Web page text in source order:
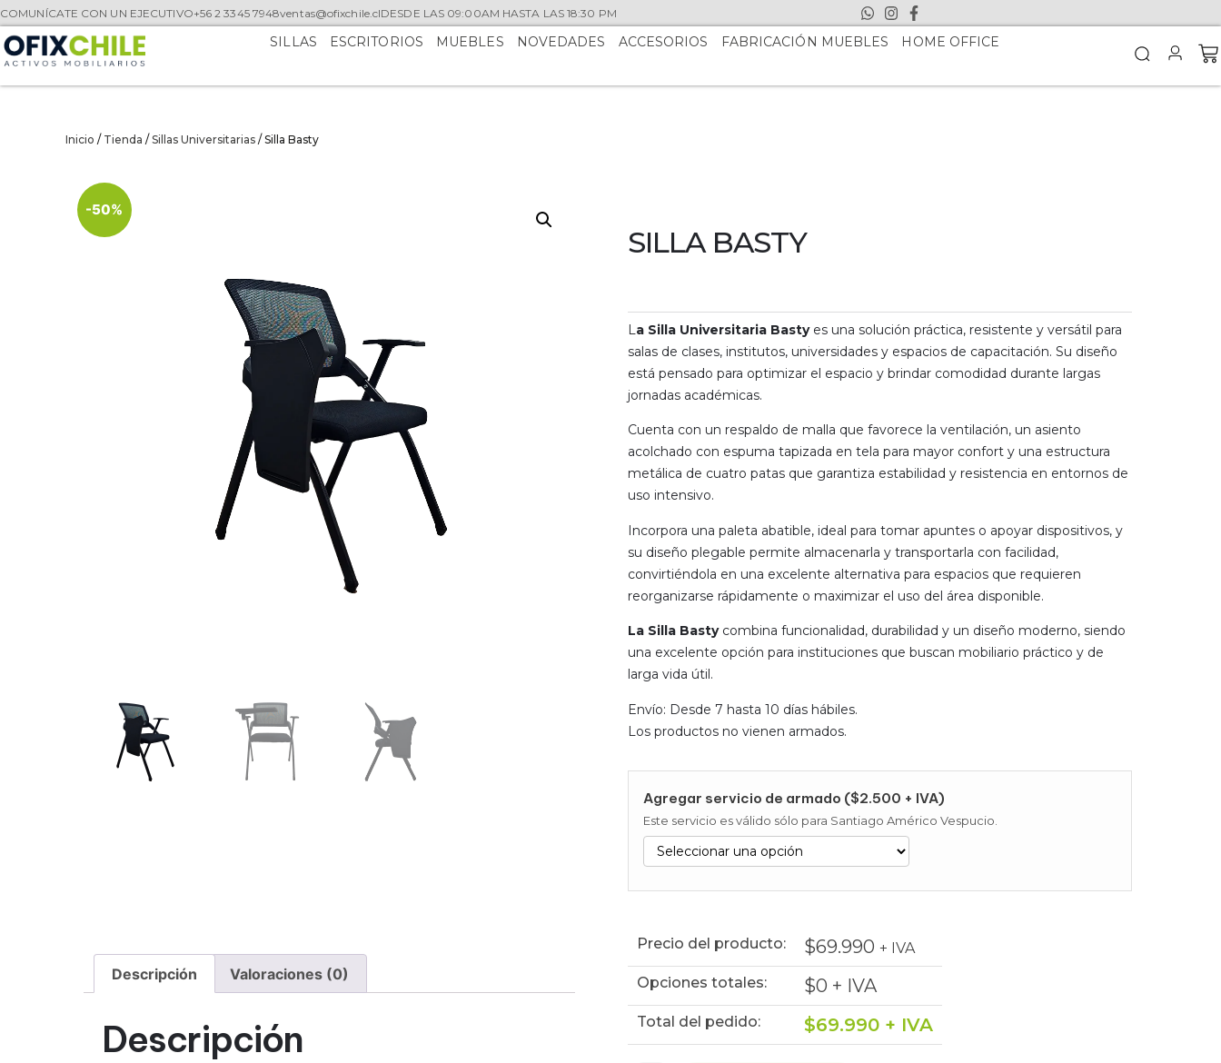
COMUNÍCATE CON UN EJECUTIVO+56 2 3345 7948ventas@ofixchile.clDESDE LAS 09:00AM HASTA LAS 18:30 PM
SILLAS ESCRITORIOS MUEBLES NOVEDADES ACCESORIOS FABRICACIÓN MUEBLES HOME OFFICE
Inicio / Tienda / Sillas Universitarias / Silla Basty
-50%
Descripción Valoraciones (0)
Descripción
SILLA BASTY
La Silla Universitaria Bastyes una solución práctica, resistente y versátil para
salas de clases, institutos, universidades y espacios de capacitación. Su diseño
está pensado para optimizar el espacio y brindar comodidad durante largas
jornadas académicas.
Cuenta con un respaldo de malla que favorece la ventilación, un asiento
acolchado con espuma tapizada en tela para mayor confort y una estructura
metálica de cuatro patas que garantiza estabilidad y resistencia en entornos de
uso intensivo.
Incorpora una paleta abatible, ideal para tomar apuntes o apoyar dispositivos, y
su diseño plegable permite almacenarla y transportarla con facilidad,
convirtiéndola en una excelente alternativa para espacios que requieren
reorganizarse rápidamente o maximizar el uso del área disponible.
La Silla Bastycombina funcionalidad, durabilidad y un diseño moderno, siendo
una excelente opción para instituciones que buscan mobiliario práctico y de
larga vida útil.
Envío: Desde 7 hasta 10 días hábiles.
Los productos no vienen armados.
Agregar servicio de armado ($2.500 + IVA)
Este servicio es válido sólo para Santiago Américo Vespucio.
Precio del producto: $69.990 + IVA
Opciones totales:
$0 + IVA
Total del pedido: $69.990+ IVA